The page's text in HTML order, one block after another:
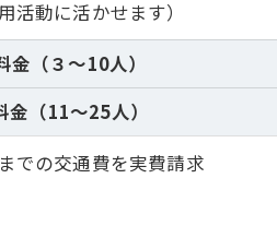
活動に活かせます）
金（３～10人）
金（11～25人）
での交通費を実費請求